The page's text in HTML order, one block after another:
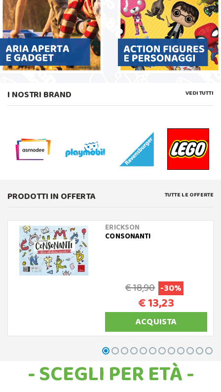
I NOSTRI BRAND VEDI TUTTI
PRODOTTI IN OFFERTA TUTTE LE OFFERTE
ERICKSON
CONSONANTI
€ 18,90 -30%
€ 13,23
ACQUISTA
- SCEGLI PER ETÀ -